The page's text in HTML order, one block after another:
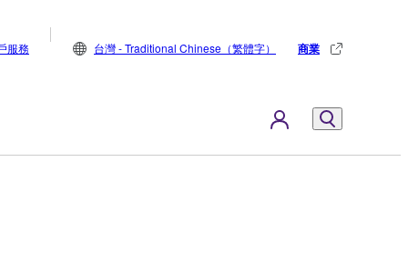
服務 台灣 - Traditional Chinese（繁體字） 商業